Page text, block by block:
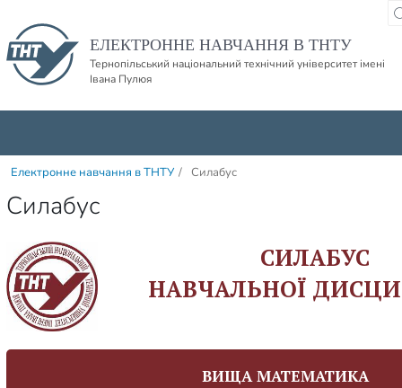
ЕЛЕКТРОННЕ НАВЧАННЯ В ТНТУ
Тернопільський національний технічний університет імені
Івана Пулюя
Електронне навчання в ТНТУ / Силабус
Силабус
СИЛАБУС
НАВЧАЛЬНОЇ
ВИЩА МАТЕМАТИКА